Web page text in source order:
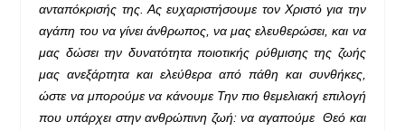
ανταπόκρισής της. Ας ευχαριστήσουμε τον Χριστό για την
αγάπη του να γίνει άνθρωπος, να μας ελευθερώσει, και να
μας δώσει την δυνατότητα ποιοτικής ρύθμισης της ζωής
μας ανεξάρτητα και ελεύθερα από πάθη και συνθήκες,
ώστε να μπορούμε να κάνουμε Την πιο θεμελιακή επιλογή
που υπάρχει στην ανθρώπινη ζωή: να αγαπούμε Θεό και